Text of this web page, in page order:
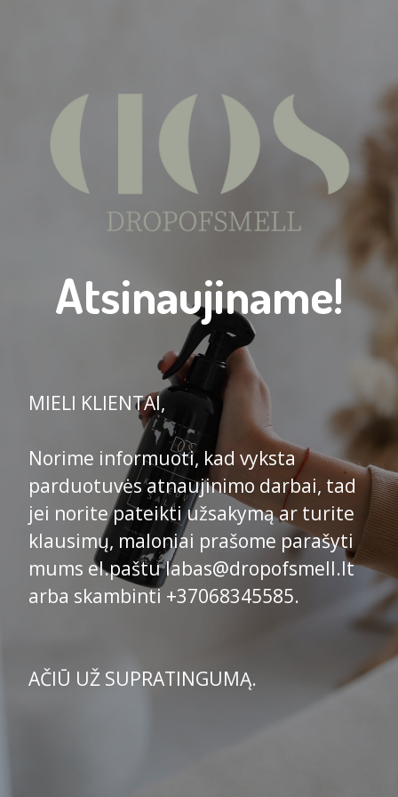
Atsinaujiname!
MIELI KLIENTAI,
Norime informuoti, kad vyksta
parduotuvės atnaujinimo darbai, tad
jei norite pateikti užsakymą ar turite
klausimų, maloniai prašome parašyti
mums el.paštu labas@dropofsmell.lt
arba skambinti +37068345585.
AČIŪ UŽ SUPRATINGUMĄ.